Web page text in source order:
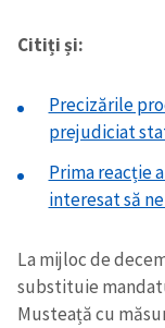
Citiți și:
Precizările
prejudiciat
Prima reacție
interesat să
La mijlocde
substituie
Musteață cu